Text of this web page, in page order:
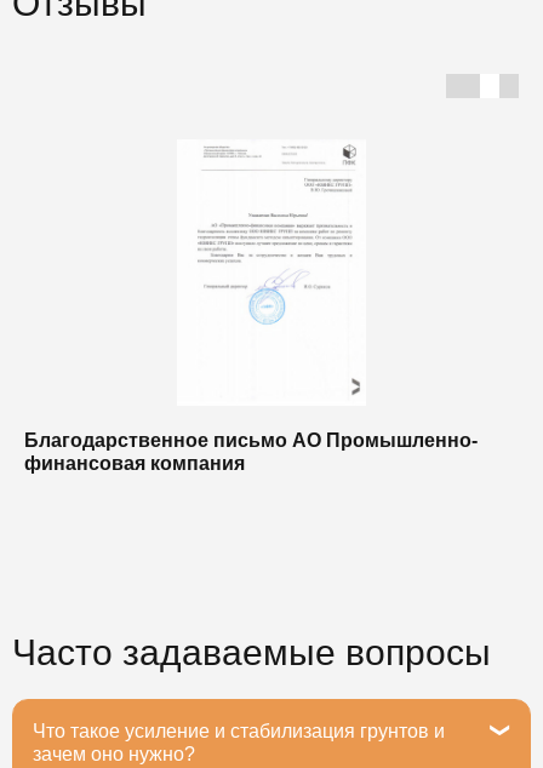
Благодарственное письмо АО Промышленно-
финансовая компания
Часто задаваемые вопросы
Что такое усиление и стабилизация грунтов и
зачем оно нужно?